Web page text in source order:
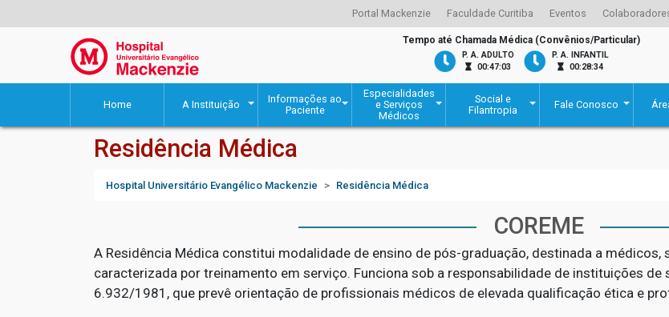
Portal Mackenzie Faculdade Curitiba Eventos
Tempo até Chamada Médica (Convênios/Particular)
P. A. ADULTO
00:47:03
P. A. INFANTIL
00:28:34
Home A Instituição
Informações ao
Paciente
Especialidades
e Serviços
Médicos
Social e
Filantropia
Fale Conosco
Residência Médica
Hospital Universitário Evangélico Mackenzie Residência Médica
COREME
A Residência Médica constitui modalidade de ensino de pós-graduação, destinada a
caracterizada por treinamento em serviço. Funciona sob a responsabilidade de instituições de
6.932/1981, que prevê orientação de profissionais médicos de elevada qualificação ética e